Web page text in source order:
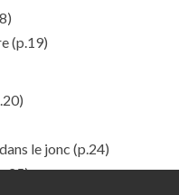
(p.19)
le jonc (p.24)